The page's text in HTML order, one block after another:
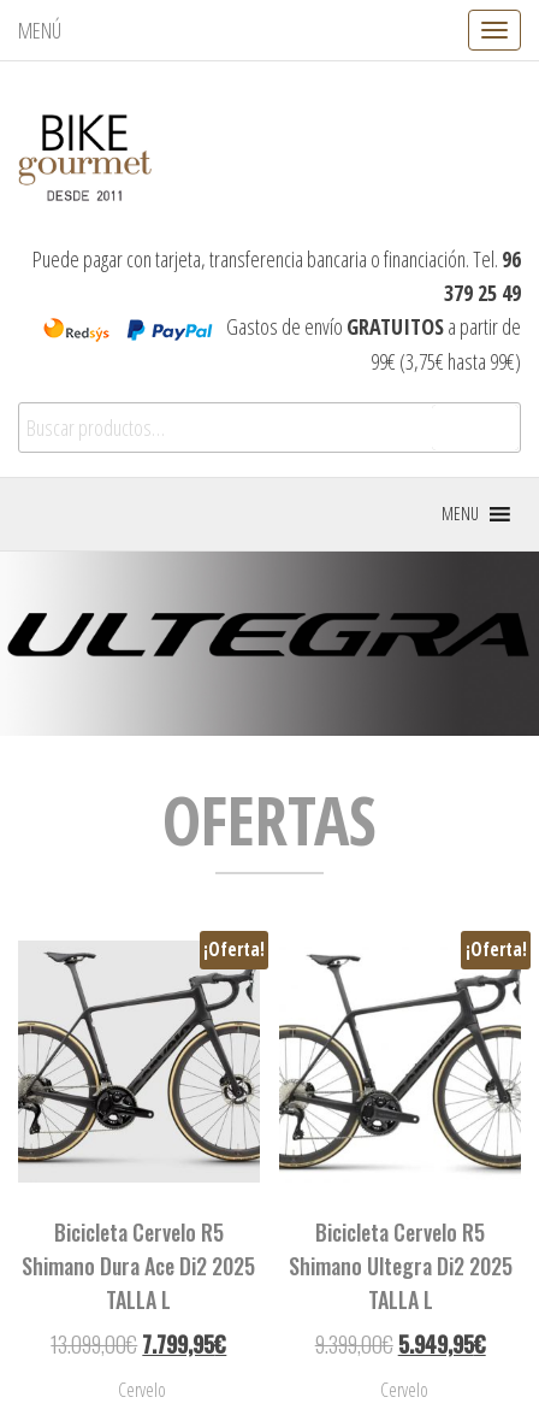
MENÚ
C
a
e
g
a
i
Puede pagar con tarjeta, transferencia bancaria o financiación. Tel. 96
379 25 49
Gastos de envío GRATUITOSa partir de
99€ (3,75€ hasta 99€)
MENU
OFERTAS
¡Oferta!
Bicicleta Cervelo R5
Shimano Dura Ace Di2 2025
TALLA L
13.099,00€7.799,95€
Cervelo
¡Oferta!
Bicicleta Cervelo R5
Shimano Ultegra Di2 2025
TALLA L
9.399,00€ 5.949,95€
Cervelo